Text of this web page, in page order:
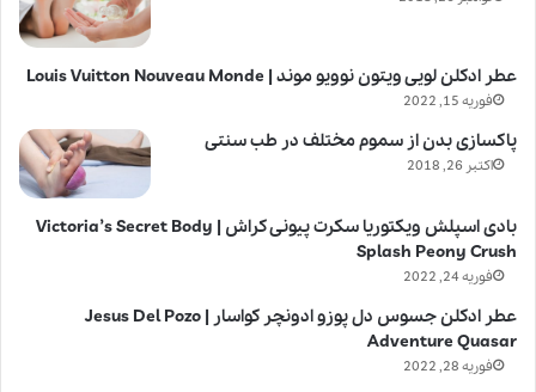
عطر ادکلن لویی ویتون نوویو موند | Louis Vuitton Nouveau Monde
فوریه 15, 2022
پاکسازی بدن از سموم مختلف در طب سنتی
اکتبر 26, 2018
بادی اسپلش ویکتوریا سکرت پیونی کراش | Victoria’s Secret Body
Splash Peony Crush
فوریه 24, 2022
عطر ادکلن جسوس دل پوزو ادونچر کواسار | Jesus Del Pozo
Adventure Quasar
فوریه 28, 2022